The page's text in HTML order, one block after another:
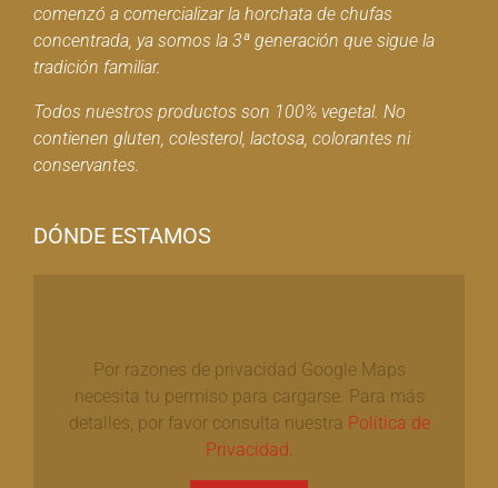
comenzó a comercializar la horchata de chufas
concentrada, ya somos la 3ª generación que sigue la
tradición familiar.
Todos nuestros productos son 100% vegetal. No
contienen gluten, colesterol, lactosa, colorantes ni
conservantes.
DÓNDE ESTAMOS
Por razones de privacidad Google Maps
necesita tu permiso para cargarse. Para más
detalles, por favor consulta nuestra Política de
Privacidad.